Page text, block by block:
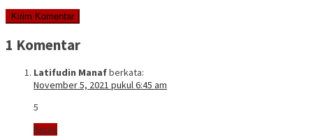
1 Komentar
Latifudin Manafberkata:
November 5, 2021 pukul 6:45 am
5
Reply